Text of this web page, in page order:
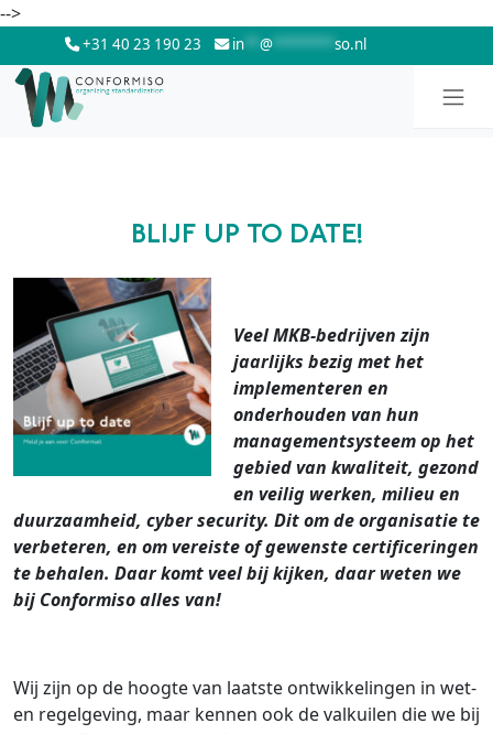
-->Skip to main content
+31 40 23 190 23 in ** @ ******** so.nl
BLIJF UP TO DATE!
Veel MKB-bedrijven zijn
jaarlijks bezig met het
implementeren en
onderhouden van hun
managementsysteem op het
gebied van kwaliteit, gezond
en veilig werken, milieu en
duurzaamheid, cyber security. Dit om de organisatie te
verbeteren, en om vereiste of gewenste certificeringen
te behalen. Daar komt veel bij kijken, daar weten we
bij Conformiso alles van!
Wij zijn op de hoogte van laatste ontwikkelingen in wet-
en regelgeving, maar kennen ook de valkuilen die we bij